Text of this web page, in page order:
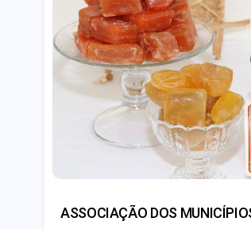
ASSOCIAÇÃO DOS